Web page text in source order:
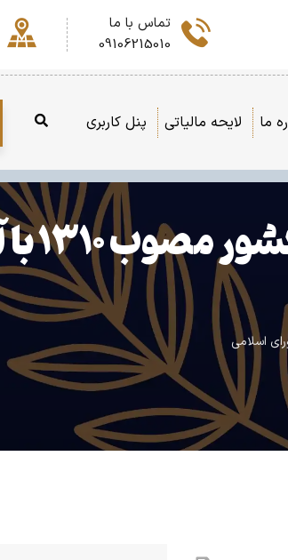
تماس با ما
09106215010
ما لایحه مالیاتی پنل کاربری
احکام
اسلامی